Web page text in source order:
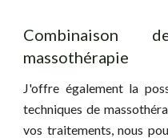
Combinaison
massothérapie
J'offre également la
techniques de
vos traitements, nous